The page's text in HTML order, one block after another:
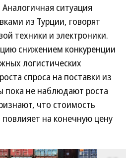
ситуация
из Турции, говорят
техники и электроники.
снижением конкуренции
логистических
спроса на поставки из
пока не наблюдают роста
что стоимость
на конечную цену